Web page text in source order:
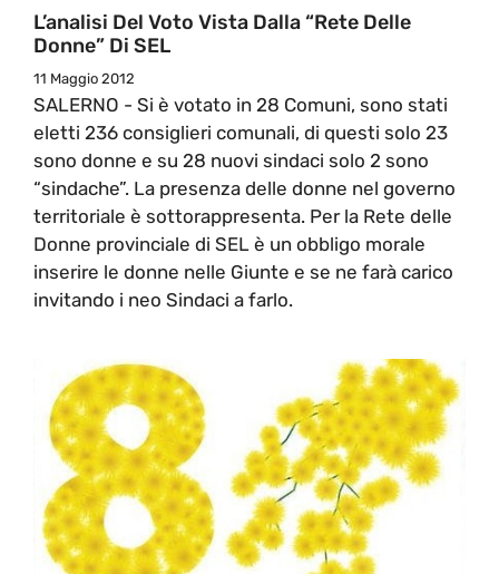
L’analisi Del Voto Vista Dalla “Rete Delle
Donne” Di SEL
11 Maggio 2012
SALERNO - Si è votato in 28 Comuni, sono stati
eletti 236 consiglieri comunali, di questi solo 23
sono donne e su 28 nuovi sindaci solo 2 sono
“sindache”. La presenza delle donne nel governo
territoriale è sottorappresenta. Per la Rete delle
Donne provinciale di SEL è un obbligo morale
inserire le donne nelle Giunte e se ne farà carico
invitando i neo Sindaci a farlo.